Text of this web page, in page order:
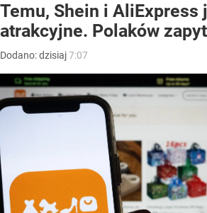
Temu, Shein i AliExpress
atrakcyjne. Polaków
Dodano:dzisiaj7:07